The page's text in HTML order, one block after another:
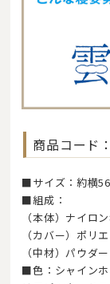
商品コード
■サイズ：約横
■組成：
（本体）ナイロ
（カバー）ポリ
（中材）パウダ
■色：シャインホ